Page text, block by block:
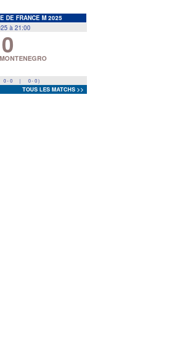
DE FRANCE M 2025
à 21:00
0
MONTENEGRO
0 - 0 | 0 - 0 )
TOUS LES MATCHS >>